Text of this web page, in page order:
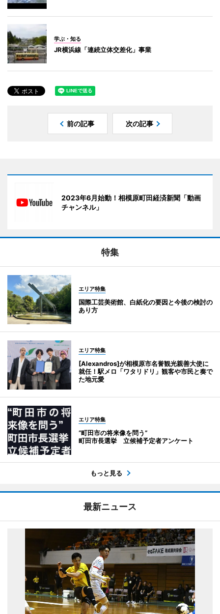
学ぶ・知る
JR横浜線「連続立体交差化」事業
前の記事 次の記事
2023年6月始動！相模原町田経済新聞「動画
チャンネル」
特集
エリア特集
国際工芸美術館、白紙化の要因と今後の検討の
あり方
エリア特集
[Alexandros]が相模原市名誉観光親善大使に
就任！駅メロ「ワタリドリ」観客や市民と奏で
た地元愛
エリア特集
“町田市の将来像を問う”
町田市長選挙 立候補予定者アンケート
もっと見る
最新ニュース